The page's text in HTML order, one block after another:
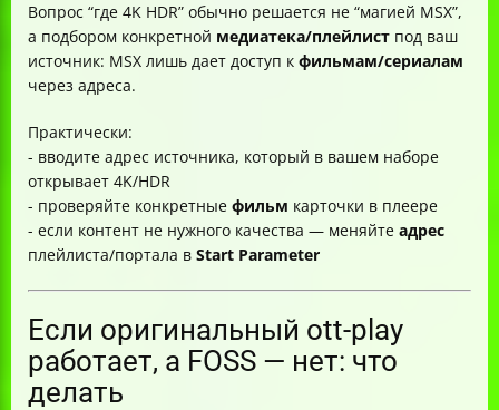
Вопрос “где 4K HDR” обычно решается не “магией MSX”,
а подбором конкретной медиатека/плейлист под ваш
источник: MSX лишь дает доступ к фильмам/сериалам
через адреса.
Практически:
- вводите адрес источника, который в вашем наборе
открывает 4K/HDR
- проверяйте конкретные фильм карточки в плеере
- если контент не нужного качества — меняйте адрес
плейлиста/портала в Start Parameter
Если оригинальный ott-play
работает, а FOSS — нет: что
делать